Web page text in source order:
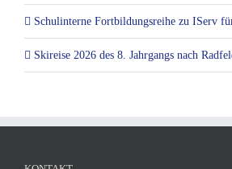
Schulinterne Fortbildungsreihe zu IServ
Skireise 2026 des 8. Jahrgangs nach